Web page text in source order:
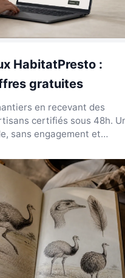
HabitatPresto :
gratuites
en recevant des
certifiés sous 48h.
sans engagement et